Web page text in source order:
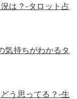
は？-タロット占
気持ちがわかるタ
う思ってる？-生